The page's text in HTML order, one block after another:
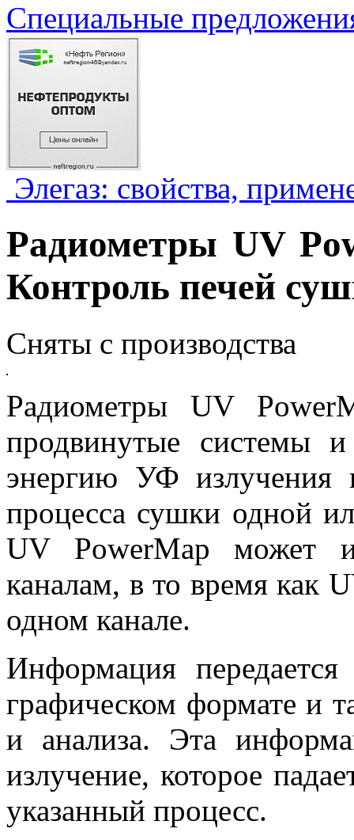
Специальные
Элегаз: свойства,
Радиометры UV
Контроль печей
Сняты с производства
Радиометры UV
продвинутые системы
энергию УФ излучения
процесса сушки одной
UV PowerMap может
каналам, в то время как
одном канале.
Информация
графическом формате и
и анализа. Эта
излучение, которое
указанный процесс.